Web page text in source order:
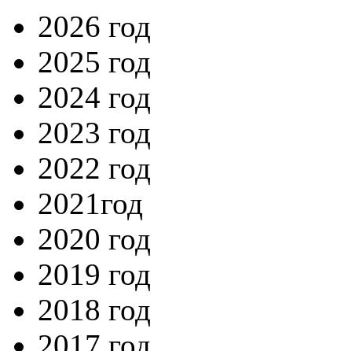
2026 год
2025 год
2024 год
2023 год
2022 год
2021год
2020 год
2019 год
2018 год